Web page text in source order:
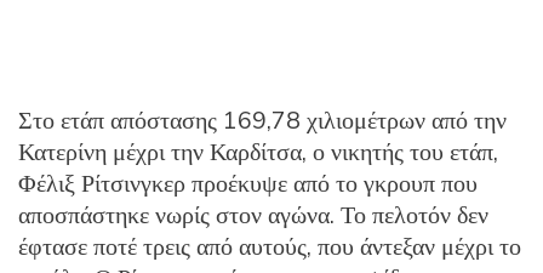
Στο ετάπ απόστασης 169,78 χιλιομέτρων από την
Κατερίνη μέχρι την Καρδίτσα, ο νικητής του ετάπ,
Φέλιξ Ρίτσινγκερ προέκυψε από το γκρουπ που
αποσπάστηκε νωρίς στον αγώνα. Το πελοτόν δεν
έφτασε ποτέ τρεις από αυτούς, που άντεξαν μέχρι το